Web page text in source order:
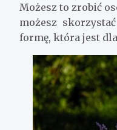
Możesz to zrobić
możesz
formę, która jest